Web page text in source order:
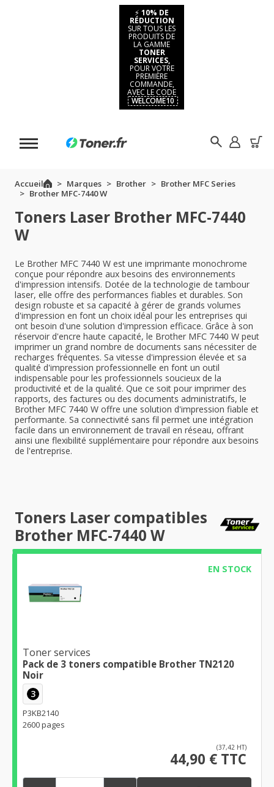
⚡ 10% DE
RÉDUCTION
SUR TOUS LES
PRODUITS DE
LA GAMME
TONER
SERVICES,
POUR VOTRE
PREMIÈRE
COMMANDE,
AVEC LE CODE
WELCOME10
Accueil Marques Brother
Brother MFC Series
Brother MFC-7440 W
Toners Laser Brother MFC-7440
W
Le Brother MFC 7440 W est une imprimante monochrome
conçue pour répondre aux besoins des environnements
d'impression intensifs. Dotée de la technologie de tambour
laser, elle offre des performances fiables et durables. Son
design robuste et sa capacité à gérer de grands volumes
d'impression en font un choix idéal pour les entreprises qui
ont besoin d'une solution d'impression efficace. Grâce à son
réservoir d'encre haute capacité, le Brother MFC 7440 W peut
imprimer un grand nombre de documents sans nécessiter de
recharges fréquentes. Sa vitesse d'impression élevée et sa
qualité d'impression professionnelle en font un outil
indispensable pour les professionnels soucieux de la
productivité et de la qualité. Que ce soit pour imprimer des
rapports, des factures ou des documents administratifs, le
Brother MFC 7440 W offre une solution d'impression fiable et
performante. Sa connectivité sans fil permet une intégration
facile dans un environnement de travail en réseau, offrant
ainsi une flexibilité supplémentaire pour répondre aux besoins
de l'entreprise.
Toners Laser compatibles
Brother MFC-7440 W
EN STOCK
Toner services
Pack de 3 toners compatible Brother TN2120
Noir
3
P3KB2140
2600 pages
(37,42 HT)
44,90 € TTC